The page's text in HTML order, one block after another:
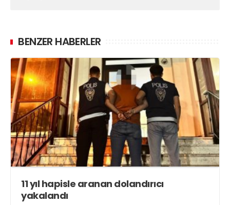
BENZER HABERLER
11 yıl hapisle aranan dolandırıcı
yakalandı